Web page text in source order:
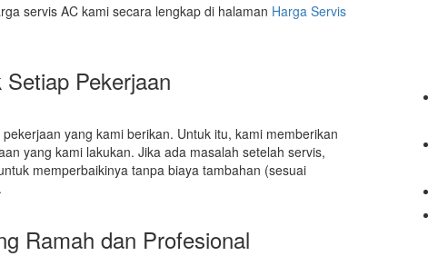
servis AC kami secara lengkap di halaman Harga Servis
Pekerjaan
yang kami berikan. Untuk itu, kami memberikan
yang kami lakukan. Jika ada masalah setelah servis,
memperbaikinya tanpa biaya tambahan (sesuai
Ramah dan Profesional